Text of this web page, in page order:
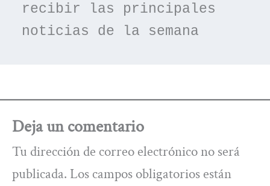
recibir las principales
noticias de la semana
Deja un comentario
Tu dirección de correo electrónico no será
publicada. Los campos obligatorios están